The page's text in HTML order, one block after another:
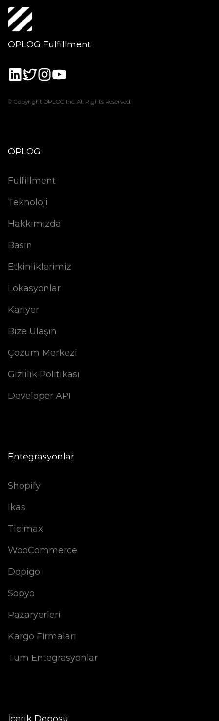
OPLOG Fulfillment
© Copyright OPLOG Inc. All Rights Reserved.
OPLOG
Fulfillment
Teknoloji
Hakkımızda
Basın
Etkinliklerimiz
Lokasyonlar
Kariyer
Bize Ulaşın
Çözüm Merkezi
Gizlilik Politikası
Developer API
Entegrasyonlar
Shopify
Ikas
Ticimax
WooCommerce
Dopigo
Sopyo
Pazaryerleri
Kargo Firmaları
Tüm Entegrasyonlar
İçerik Deposu